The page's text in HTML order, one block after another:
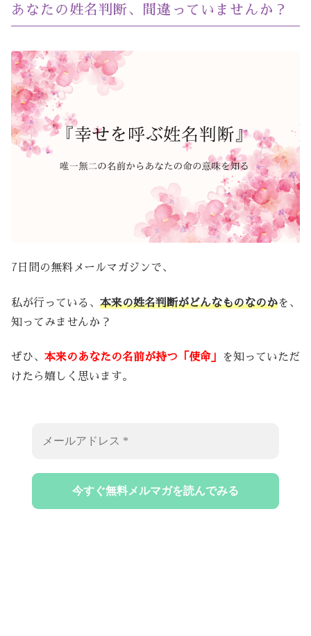
あなたの姓名判断、間違っていませんか？
7日間の無料メールマガジンで、
私が行っている、 本来の姓名判断がどんなものなのかを、
知ってみませんか？
ぜひ、 本来のあなたの名前が持つ「使命」
を知っていただ
けたら嬉しく思います。